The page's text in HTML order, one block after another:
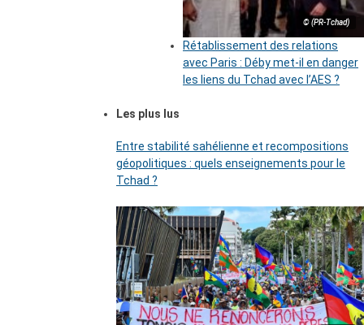
© (PR-Tchad)
Rétablissement des relations
avec Paris : Déby met-il en danger
les liens du Tchad avec l’AES ?
Les plus lus
Entre stabilité sahélienne et recompositions
géopolitiques : quels enseignements pour le
Tchad ?